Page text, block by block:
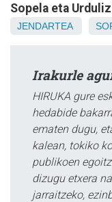
Sopela eta
JENDARTEA
Irakurle
HIRUKA gure
hedabide
ematen dugu,
kalean, tokiko
publikoen
dizugu etxera
jarraitzeko,